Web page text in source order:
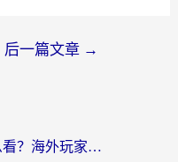
后一篇文章 →
星战前夜加速器排名怎么看？海外玩家国服游戏畅玩终极指南（附欧洲玩跑跑我的起源解决方案）